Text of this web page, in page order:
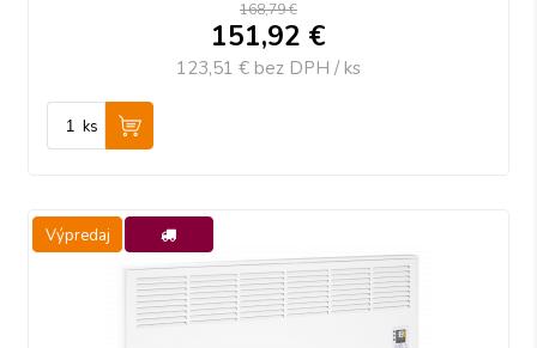
168,79 €
151,92 €
123,51 € bez DPH / ks
ks
Výpredaj